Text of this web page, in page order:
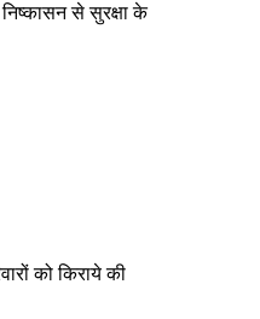
से सुरक्षा के
को किराये की